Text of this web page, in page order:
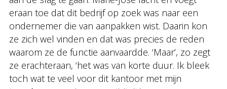
eraan toe dat dit bedrijf op zoek was naar een
ondernemer die van aanpakken wist. Daarin kon
ze zich wel vinden en dat was precies de reden
waarom ze de functie aanvaardde. ‘Maar’, zo zegt
ze erachteraan, ‘het was van korte duur. Ik bleek
toch wat te veel voor dit kantoor met mijn